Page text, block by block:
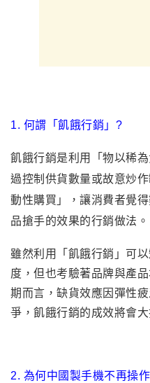
1. 何謂 「 飢餓行銷 」?
飢餓行銷是利用 「 物以稀
過控制供貨數量或故意炒
動性購買」，讓消費者覺
品搶手的效果的行銷做法。
雖然利用「飢餓行銷」可
度 ， 但也考驗著品牌與產
期而言 ， 缺貨效應因彈性
爭，飢餓行銷的成效將會
2. 為何中國製手機不再操作